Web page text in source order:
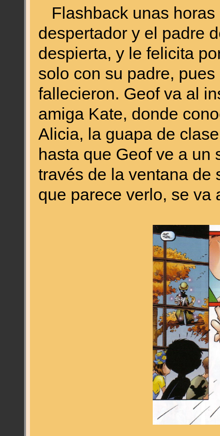
Flashback unas horas
despertador y el padre
despierta, y le felicita
solo con su padre,
fallecieron. Geof va al
amiga Kate, donde
Alicia, la guapa de
hasta que Geof ve a
través de la ventana de
que parece verlo, se va